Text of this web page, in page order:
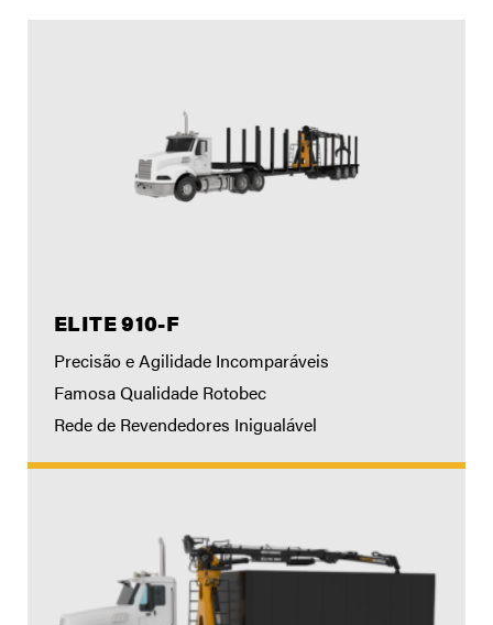
ELITE 910-F
Precisão e Agilidade Incomparáveis
Famosa Qualidade Rotobec
Rede de Revendedores Inigualável